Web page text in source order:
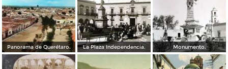
Panorama de Querétaro. La Plaza Independencia. Monumento.